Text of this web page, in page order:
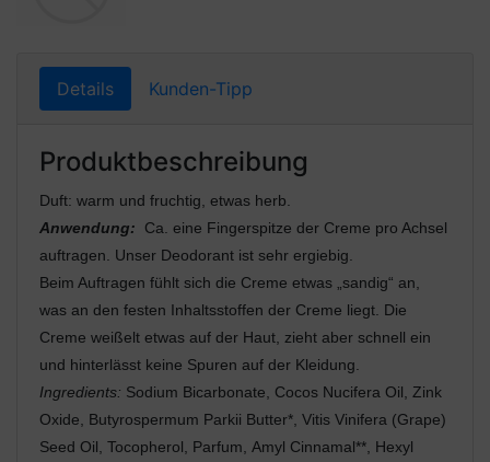
Details Kunden-Tipp
Produktbeschreibung
Duft: warm und fruchtig, etwas herb.
Anwendung:
Ca. eine Fingerspitze der Creme pro Achsel
auftragen. Unser Deodorant ist sehr ergiebig.
Beim Auftragen fühlt sich die Creme etwas „sandig“ an,
was an den festen Inhaltsstoffen der Creme liegt. Die
Creme weißelt etwas auf der Haut, zieht aber schnell ein
und hinterlässt keine Spuren auf der Kleidung.
Ingredients: Sodium Bicarbonate, Cocos Nucifera Oil, Zink
Oxide, Butyrospermum Parkii Butter*, Vitis Vinifera (Grape)
Seed Oil, Tocopherol, Parfum, Amyl Cinnamal**, Hexyl